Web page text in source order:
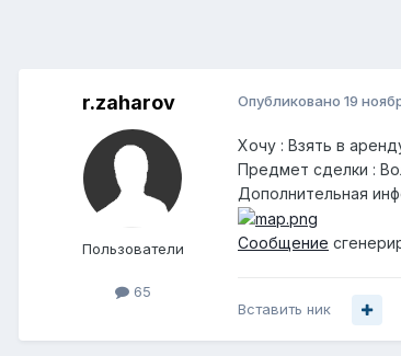
r.zaharov
Пользователи
65
Опубликовано 19
Хочу : Взять в
Предмет сделки :
Дополнительная
Сообщение
Вставить ник